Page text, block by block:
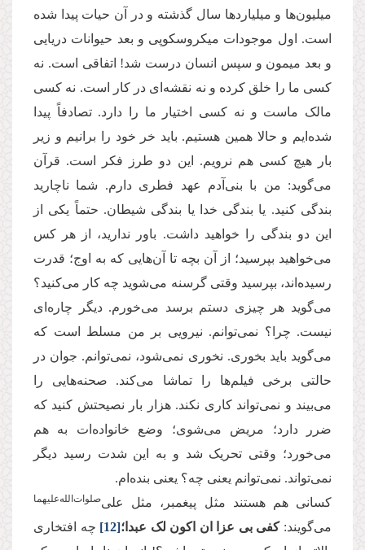
میلیون‌‌ها و میلیاردها سال گذشته و در آن حیات پیدا شده
است. اول موجودات میکروسکوپی و بعد حیوانات دریایی
و بعد میمون و سپس انسان درست شد! اتفاقی است. نه
کسی ما را خلق کرده و نه نقشه‌‌ای در کار است. نه کسی
مالک ماست و نه کسی اختیار ما را دارد. تصادفاً پیدا
شده‌‌ایم و حالا همین هستیم. باید خر خود را برانیم و زیر
بار هیچ کسی هم نرویم. این دو طرز فکر است. قرآن
می‌‌گوید: من با بنی‌آدم عهد فطری دارم. شما ناچارید
بندگی کنید. یا بندگی خدا یا بندگی شیطان. حتماً یکی از
این دو بندگی را خواهید داشت. باور ندارید، از هر کس
می‌خواهید بپرسید؛ از آن بچه تا آن‌هایی که به اوج‌‌؛ قدرت
رسیده‌اند، بپرسید وقتی گرسنه می‌‌شوید چه کار می‌کنید؟
می‌گوید هر چیزی دستم برسد می‌‌خورم. دیگر چاره‌‌ای
نیست. چرا؟ نمی‌‌توانم. نیرویی بر من مسلط است که
می‌گوید باید بخوری. نخوری نمی‌‌شود، نمی‌‌توانم. جوان در
حالتی برخی فیلم‌‌ها را تماشا می‌‌‌کند. صحنه‌‌هایی را
می‌‌‌بیند و نمی‌‌تواند کاری نکند. هزار بار نصیحتش کنید که
ضرر دارد؛ مریض می‌‌‌شوی؛ وضع خانواده‌‌ات به هم
می‌‌‌خورد؛ وقتی تحریک شد و به این شدت رسید دیگر
نمی‌‌تواند. نمی‌‌توانم یعنی چه؟ یعنی بنده‌‌ام.
کسانی هم هستند مثل پیغمبر، مثل علی‌صلوات‌الله‌علیهما
می‌‌‌گویند:کفى بی عزا ان اکون لک عبدا؛[12] چه افتخاری